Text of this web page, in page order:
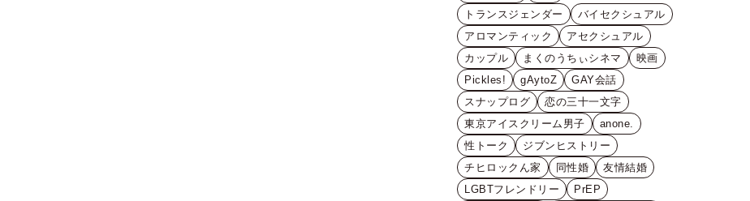
トランスジェンダー
バイセクシュアル
アロマンティック
アセクシュアル
カップル
まくのうちぃシネマ
映画
Pickles!
gAytoZ
GAY会話
スナップログ
恋の三十一文字
東京アイスクリーム男子
anone.
性トーク
ジブンヒストリー
チヒロックん家
同性婚
友情結婚
LGBTフレンドリー
PrEP